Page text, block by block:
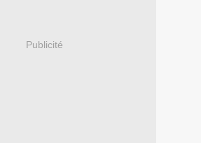
Publicité